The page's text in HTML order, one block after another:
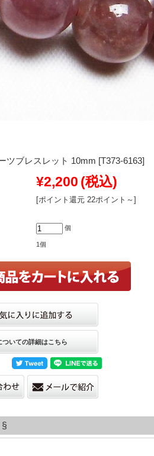
ツブレスレット 10mm [T373-6163]
¥2,200 (税込)
[ポイント還元 22ポイント～]
個
1個
ついての詳細はこちら